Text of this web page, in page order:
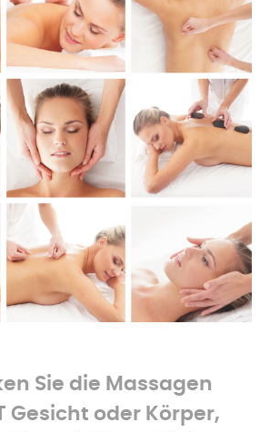
Sie die Massagen
Gesicht oder Körper,